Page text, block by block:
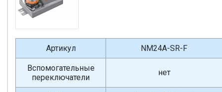
Артикул NM24A-SR-F
Вспомогательные
переключатели
нет